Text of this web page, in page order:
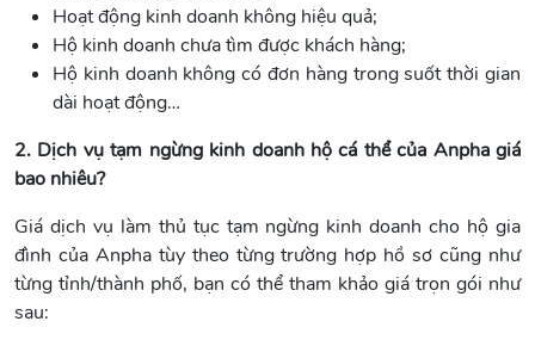
Hoạt động kinh doanh không hiệu quả;
Hộ kinh doanh chưa tìm được khách hàng;
Hộ kinh doanh không có đơn hàng trong suốt thời gian
dài hoạt động…
2. Dịch vụ tạm ngừng kinh doanh hộ cá thể của Anpha giá
bao nhiêu?
Giá dịch vụ làm thủ tục tạm ngừng kinh doanh cho hộ gia
đình của Anpha tùy theo từng trường hợp hồ sơ cũng như
từng tỉnh/thành phố, bạn có thể tham khảo giá trọn gói như
sau: